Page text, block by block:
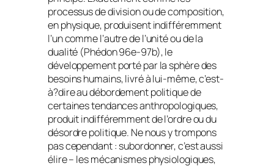
processus de division ou de composition,
en physique, produisent indifféremment
l’un comme l’autre de l’unité ou de la
dualité (Phédon96e-97b), le
développement porté par la sphère des
besoins humains, livré à lui-même, c’est-
à?dire au débordement politique de
certaines tendances anthropologiques,
produit indifféremment de l’ordre ou du
désordre politique. Ne nous y trompons
pas cependant : subordonner, c’est aussi
élire – les mécanismes physiologiques,